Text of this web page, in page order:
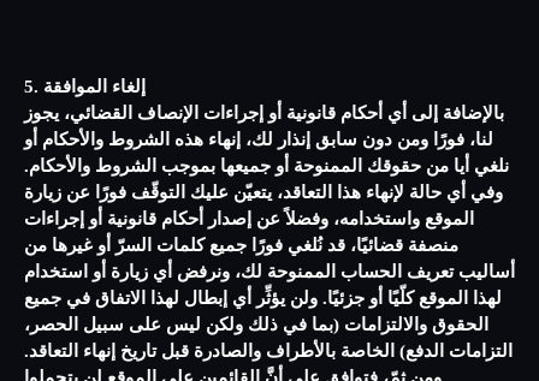
5. إلغاء الموافقة
بالإضافة إلى أي أحكام قانونية أو إجراءات الإنصاف القضائي، يجوز
لنا، فورًا ومن دون سابق إنذار لك، إنهاء هذه الشروط والأحكام أو
نلغي أيا من حقوقك الممنوحة أو جميعها بموجب الشروط والأحكام.
وفي أي حالة لإنهاء هذا التعاقد، يتعيّن عليك التوقّف فورًا عن زيارة
الموقع واستخدامه، وفضلاً عن إصدار أحكام قانونية أو إجراءات
منصفة قضائيًا، قد نُلغي فورًا جميع كلمات السرّ أو غيرها من
أساليب تعريف الحساب الممنوحة لك، ونرفض أي زيارة أو استخدام
لهذا الموقع كلّيًا أو جزئيًا. ولن يؤثِّر أي إبطال لهذا الاتفاق في جميع
الحقوق والالتزامات (بما في ذلك ولكن ليس على سبيل الحصر،
التزامات الدفع) الخاصة بالأطراف والصادرة قبل تاريخ إنهاء التعاقد.